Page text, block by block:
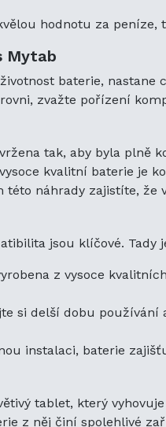
Když jde o náhradní
Vysoce kvalitní
které vyhovují
Prodloužená
dobu.
Snadná instalace:
vyměnit svou
Optus Mytab je
dostatečné úložiště
energie, Techtek
Zažijte plný
hodnotu za peníze,
Mytab
baterie,
zvažte pořízení
tak, aby byla plně
kvalitní baterie je
této náhrady zajistíte, že
jsou klíčové.
z vysoce
si delší dobu používání
instalaci, baterie
tablet, který
z něj činí spolehlivé